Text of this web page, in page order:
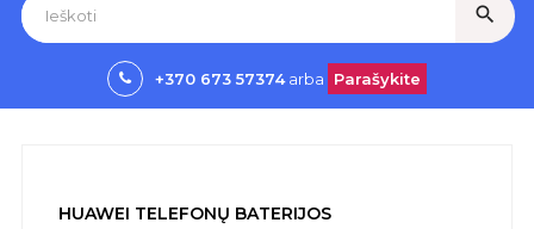
search
+370 673 57374arba Parašykite
HUAWEI TELEFONŲ BATERIJOS